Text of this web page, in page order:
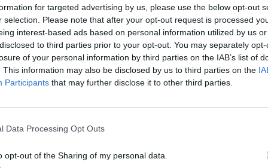
for targeted advertising by us, please use the below opt-out
selection. Please note that after your opt-out request is processed
interest-based ads based on personal information utilized by us
to third parties prior to your opt-out. You may separately
of your personal information by third parties on the IAB’s list of
This information may also be disclosed by us to third parties on the
Participants that may further disclose it to other third parties.
Data Processing Opt Outs
opt-out of the Sharing of my personal data.
(Hoghilag) polgármestere az Adevărul
fordulnak elő medvetámadások a
egyedi beavatkozásokkal próbálják megoldani a
stratégiát dolgoznának ki a megelőzésre.
szerint a medvepopuláció szabályozására
és táplálkozási területeinek tényleges
jelentősen meghaladja azon
élnek és táplálkoznak – vélekedett a